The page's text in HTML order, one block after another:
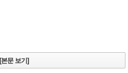
[본문 보기]